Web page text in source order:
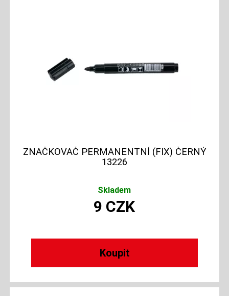
ZNAČKOVAČ PERMANENTNÍ (FIX) ČERNÝ
13226
Skladem
9 CZK